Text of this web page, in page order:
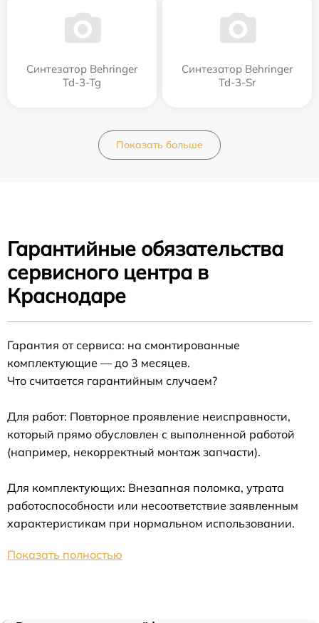
Синтезатор Behringer
Td-3-Tg
Синтезатор Behringer
Td-3-Sr
Показать больше
Гарантийные обязательства
сервисного центра в
Краснодаре
Гарантия от сервиса: на смонтированные
комплектующие — до 3 месяцев.
Что считается гарантийным случаем?
Для работ: Повторное проявление неисправности,
который прямо обусловлен с выполненной работой
(например, некорректный монтаж запчасти).
Для комплектующих: Внезапная поломка, утрата
работоспособности или несоответствие заявленным
характеристикам при нормальном использовании.
Показать полностью